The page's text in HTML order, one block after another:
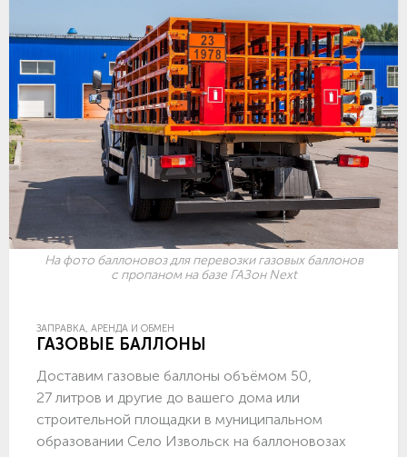
На фото баллоновоз для перевозки газовых баллонов
с пропаном на базе ГАЗон Next
ЗАПРАВКА, АРЕНДА И ОБМЕН
ГАЗОВЫЕ БАЛЛОНЫ
Доставим газовые баллоны объёмом 50,
27 литров и другие до вашего дома или
строительной площадки в муниципальном
образовании Село Извольск на баллоновозах